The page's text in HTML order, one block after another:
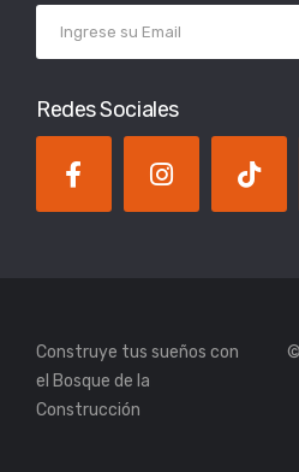
Redes Sociales
Construye tus sueños con
el Bosque de la
Construcción
©